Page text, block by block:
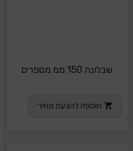
שבלונה 150 ממ מספרים
הוספה להצעת מחיר